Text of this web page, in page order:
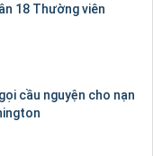
18 Thường viên
cầu nguyện cho nạn